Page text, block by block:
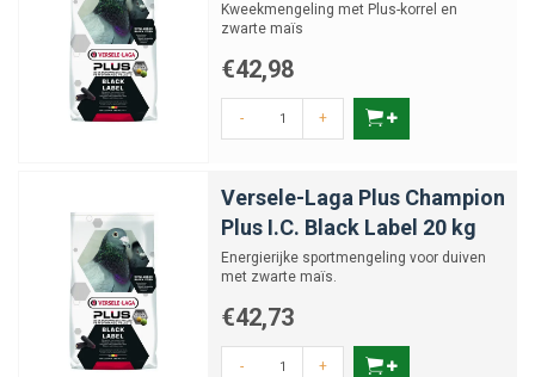
Kweekmengeling met Plus-korrel en
zwarte maïs
€42,98
- +
Versele-Laga Plus Champion
Plus I.C. Black Label 20 kg
Energierijke sportmengeling voor duiven
met zwarte maïs.
€42,73
- +